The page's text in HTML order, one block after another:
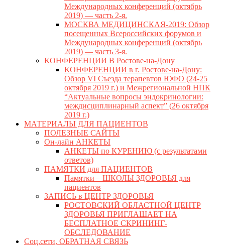
Международных конференций (октябрь
2019) — часть 2-я.
МОСКВА МЕДИЦИНСКАЯ-2019: Обзор
посещенных Всероссийских форумов и
Международных конференций (октябрь
2019) — часть 3-я.
КОНФЕРЕНЦИИ В Ростове-на-Дону
КОНФЕРЕНЦИИ в г. Ростове-на-Дону:
Обзор VI Съезда терапевтов ЮФО (24-25
октября 2019 г.) и Межрегиональной НПК
“Актуальные вопросы эндокринологии:
междисциплинарный аспект” (26 октября
2019 г.)
МАТЕРИАЛЫ ДЛЯ ПАЦИЕНТОВ
ПОЛЕЗНЫЕ САЙТЫ
Он-лайн АНКЕТЫ
АНКЕТЫ по КУРЕНИЮ (с результатами
ответов)
ПАМЯТКИ для ПАЦИЕНТОВ
Памятки – ШКОЛЫ ЗДОРОВЬЯ для
пациентов
ЗАПИСЬ в ЦЕНТР ЗДОРОВЬЯ
РОСТОВСКИЙ ОБЛАСТНОЙ ЦЕНТР
ЗДОРОВЬЯ ПРИГЛАШАЕТ НА
БЕСПЛАТНОЕ СКРИНИНГ-
ОБСЛЕДОВАНИЕ
Соц.сети, ОБРАТНАЯ СВЯЗЬ